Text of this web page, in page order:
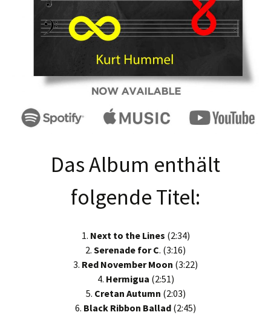
Das Album enthält
folgende Titel:
1. Next to the Lines (2:34)
2. Serenade for C. (3:16)
3. Red November Moon (3:22)
4. Hermigua (2:51)
5. Cretan Autumn (2:03)
6. Black Ribbon Ballad (2:45)